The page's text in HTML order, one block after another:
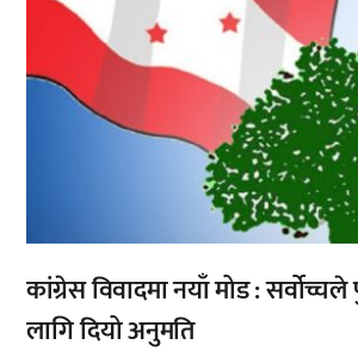
कांग्रेस विवादमा नयाँ मोड :
लागि दियो अनुमति